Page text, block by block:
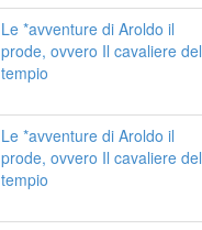
Le *avventure di Aroldo il
prode, ovvero Il cavaliere del
tempio
Le *avventure di Aroldo il
prode, ovvero Il cavaliere del
tempio